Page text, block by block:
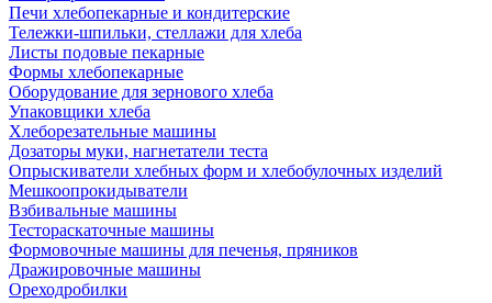
Печи хлебопекарные и кондитерские
Тележки-шпильки, стеллажи для хлеба
Листы подовые пекарные
Формы хлебопекарные
Оборудование для зернового хлеба
Упаковщики хлеба
Хлеборезательные машины
Дозаторы муки, нагнетатели теста
Опрыскиватели хлебных форм и хлебобулочных изделий
Мешкоопрокидыватели
Взбивальные машины
Тестораскаточные машины
Формовочные машины для печенья, пряников
Дражировочные машины
Ореходробилки